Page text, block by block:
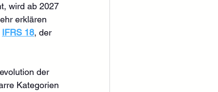
wird ab 2027
erklären
IFRS 18, der
der
Kategorien